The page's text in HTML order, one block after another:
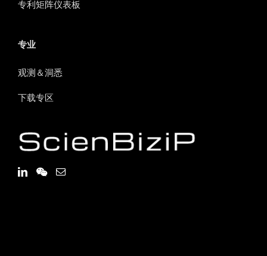
专利矩阵仪表板
专业
观测＆洞悉
下载专区